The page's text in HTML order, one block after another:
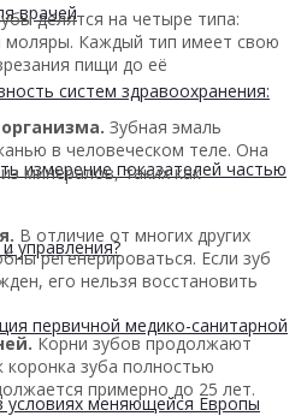
врачей
систем здравоохранения:
измерение показателей частью
управления?
первичной медико-санитарной
меняющейся Европы
делятся на четыре типа:
моляры. Каждый тип имеет свою
пищи до её
Зубная эмаль
в человеческом теле. Она
минералов, таких как
В отличие от многих других
регенерироваться. Если зуб
его нельзя восстановить
Корни зубов продолжают
коронка зуба полностью
примерно до 25 лет.